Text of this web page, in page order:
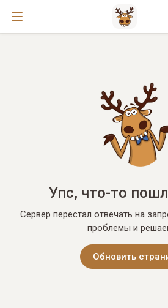
Упс, что-то
Сервер перестал отвечать на
проблемы и
Обновить